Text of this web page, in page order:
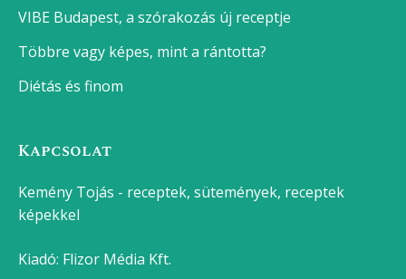
VIBE Budapest, a szórakozás új receptje
Többre vagy képes, mint a rántotta?
Diétás és finom
Kapcsolat
Kemény Tojás - receptek, sütemények, receptek
képekkel
Kiadó: Flizor Média Kft.